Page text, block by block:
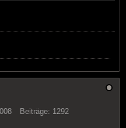
Beiträge: 1292